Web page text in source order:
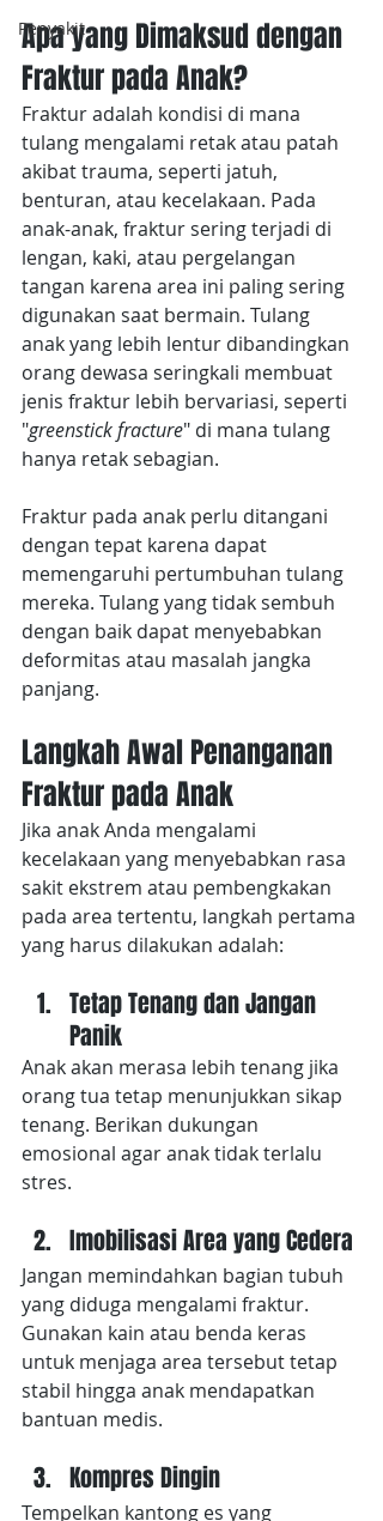
Penyakit
Apa yang Dimaksud dengan
Fraktur pada Anak?
Fraktur adalah kondisi di mana
tulang mengalami retak atau patah
akibat trauma, seperti jatuh,
benturan, atau kecelakaan. Pada
anak-anak, fraktur sering terjadi di
lengan, kaki, atau pergelangan
tangan karena area ini paling sering
digunakan saat bermain. Tulang
anak yang lebih lentur dibandingkan
orang dewasa seringkali membuat
jenis fraktur lebih bervariasi, seperti
"greenstick fracture" di mana tulang
hanya retak sebagian.
Fraktur pada anak perlu ditangani
dengan tepat karena dapat
memengaruhi pertumbuhan tulang
mereka. Tulang yang tidak sembuh
dengan baik dapat menyebabkan
deformitas atau masalah jangka
panjang.
Langkah Awal Penanganan
Fraktur pada Anak
Jika anak Anda mengalami
kecelakaan yang menyebabkan rasa
sakit ekstrem atau pembengkakan
pada area tertentu, langkah pertama
yang harus dilakukan adalah:
Tetap Tenang dan Jangan
Panik
Anak akan merasa lebih tenang jika
orang tua tetap menunjukkan sikap
tenang. Berikan dukungan
emosional agar anak tidak terlalu
stres.
Imobilisasi Area yang Cedera
Jangan memindahkan bagian tubuh
yang diduga mengalami fraktur.
Gunakan kain atau benda keras
untuk menjaga area tersebut tetap
stabil hingga anak mendapatkan
bantuan medis.
Kompres Dingin
Tempelkan kantong es yang